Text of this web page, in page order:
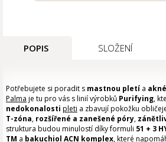
POPIS SLOŽENÍ
Potřebujete si poradit s mastnou pletí a akné
Palma je tu pro vás s linií výrobků Purifying,
nedokonalosti pleti a zbavují pokožku
T-zóna, rozšířené a zanešené póry,
struktura budou minulostí díky formuli 51 + 3
TM a bakuchiol ACN komplex, které